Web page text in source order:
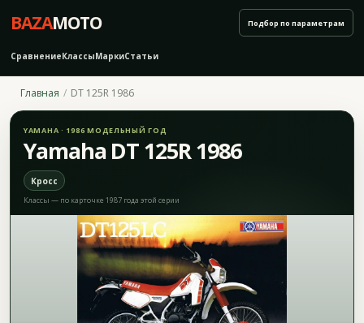
BAZAMOTO
СравнениеКлассыМаркиСтатьи
Подбор по параметрам
Главная DT 125R 1986
YAMAHA · 1986 МОДЕЛЬНЫЙ ГОД
Yamaha DT 125R 1986
Кросс
Классы — по карточке 1987 года этой серии